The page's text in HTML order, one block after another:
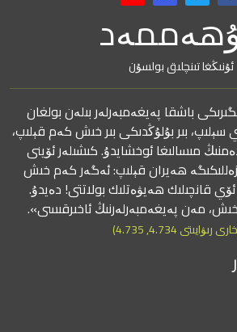
ئۇنىڭغا تىنچلىق بولسۇن
باشقا پەيغەمبەرلەر بىلەن بولغان
سېلىپ، بىر بۇلۇڭدىكى بىر خىش كەم قېلىپ،
مىسالىغا ئوخشايدۇ. كىشىلەر ئۆينى
ھەيران قېلىپ: ئەگەر كەم خىش
ئۆي قانچىلىك ھەيۋەتلىك بولاتتى! دەيدۇ.
مەن پەيغەمبەرلەرنىڭ ئاخىرقىسى».
رىۋايىتى 4.734, 4.735)